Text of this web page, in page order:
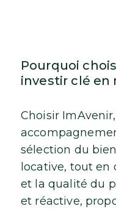
Pourquoi
investir clé en
Choisir
sélection du
locative, tout
et la qualité du
et réactive,